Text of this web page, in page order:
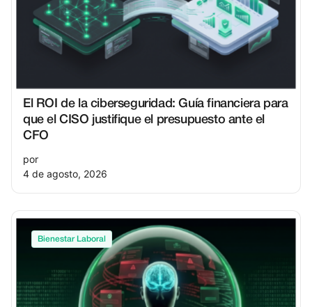
El ROI de la ciberseguridad: Guía financiera para
que el CISO justifique el presupuesto ante el
CFO
por
4 de agosto, 2026
Bienestar Laboral